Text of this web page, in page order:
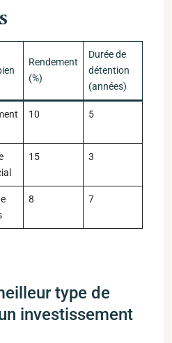
Rendement⁣
(%)
Durée⁤ de
détention
(années)
10 5
15 3
8 7
type de
investissement